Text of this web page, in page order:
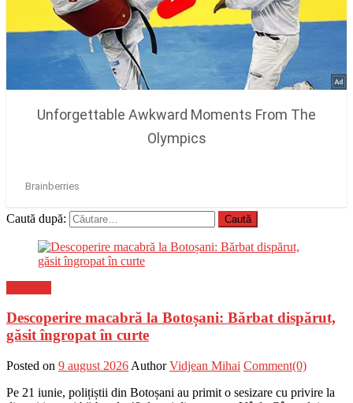
Caută după:
Descoperire macabră la Botoșani: Bărbat dispărut,
găsit îngropat în curte
Posted on 9 august 2026 Author Vidjean Mihai Comment(0)
Pe 21 iunie, polițiștii din Botoșani au primit o sesizare cu privire la